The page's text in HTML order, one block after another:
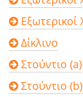
Εξωτερικοί
Δίκλινο
Στούντιο (a)
Στούντιο (b)